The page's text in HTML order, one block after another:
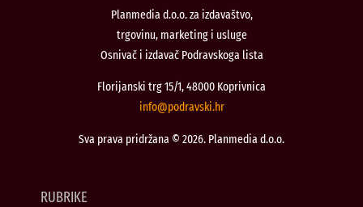
Planmedia d.o.o. za izdavaštvo,
trgovinu, marketing i usluge
Osnivač i izdavač Podravskoga lista
Florijanski trg 15/1, 48000 Koprivnica
rh.iksvardop
@ofni
Sva prava pridržana © 2026. Planmedia d.o.o.
RUBRIKE